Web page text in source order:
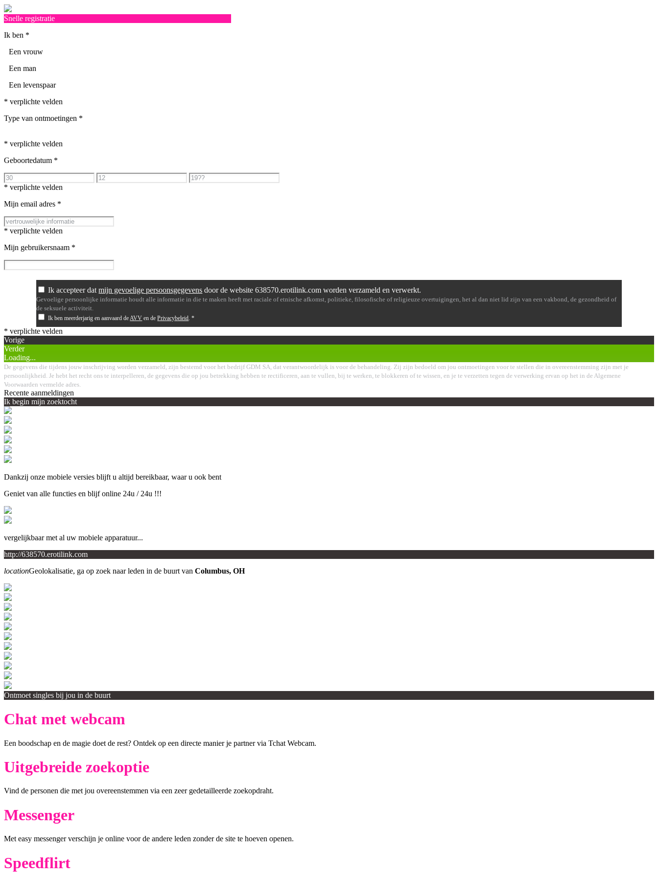
Snelle registratie
Ik ben *
Een vrouw
Een man
Een levenspaar
* verplichte velden
Type van ontmoetingen *
* verplichte velden
Geboortedatum *
* verplichte velden
Mijn email adres *
* verplichte velden
Mijn gebruikersnaam *
Ik accepteer datmijn gevoelige persoonsgegevens door de website 638570.erotilink.com worden verzameld en verwerkt.
Gevoelige persoonlijke informatie houdt alle informatie in die te maken heeft met raciale of etnische afkomst, politieke, filosofische of religieuze overtuigingen, het al dan niet lid zijn van een vakbond, de gezondheid of
de seksuele activiteit.
Ik ben meerderjarig en aanvaard de AVV en dePrivacybeleid .*
* verplichte velden
Vorige
Verder
Loading...
De gegevens die tijdens jouw inschrijving worden verzameld, zijn bestemd voor het bedrijf GDM SA, dat verantwoordelijk is voor de behandeling. Zij zijn bedoeld om jou ontmoetingen voor te stellen die in overeenstemming zijn met je
persoonlijkheid. Je hebt het recht ons te interpelleren, de gegevens die op jou betrekking hebben te rectificeren, aan te vullen, bij te werken, te blokkeren of te wissen, en je te verzetten tegen de verwerking ervan op het in de Algemene
Voorwaarden vermelde adres.
Recente aanmeldingen
Ik begin mijn zoektocht
Dankzij onze mobiele versies blijft u altijd bereikbaar, waar u ook bent
Geniet van alle functies en blijf online 24u / 24u !!!
vergelijkbaar met al uw mobiele apparatuur...
http://638570.erotilink.com
locationGeolokalisatie, ga op zoek naar leden in de buurt van Columbus, OH
Ontmoet singles bij jou in de buurt
Chat met webcam
Een boodschap en de magie doet de rest? Ontdek op een directe manier je partner via Tchat Webcam.
Uitgebreide zoekoptie
Vind de personen die met jou overeenstemmen via een zeer gedetailleerde zoekopdraht.
Messenger
Met easy messenger verschijn je online voor de andere leden zonder de site te hoeven openen.
Speedflirt